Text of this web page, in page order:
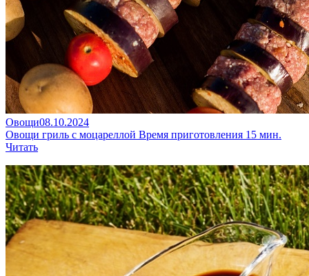
Овощи08.10.2024
Овощи гриль с моцареллой Время приготовления 15 мин.
Читать